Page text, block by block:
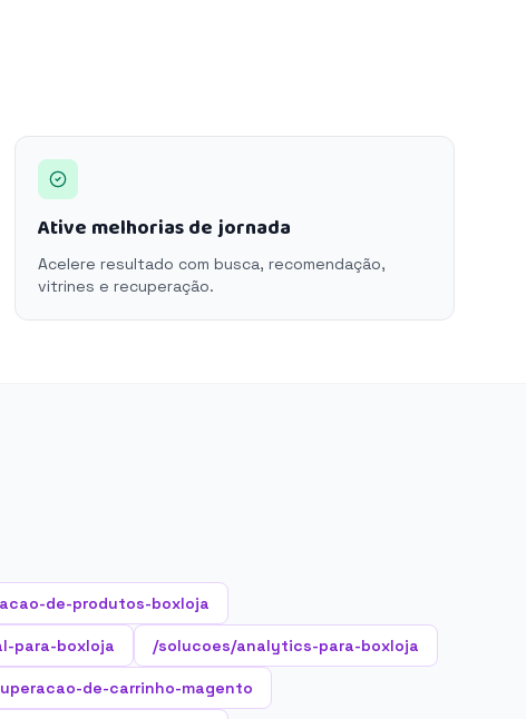
Ative melhorias de jornada
Acelere resultado com busca, recomendação,
vitrines e recuperação.
de-produtos-boxloja
para-boxloja /solucoes/analytics-para-boxloja
de-carrinho-magento